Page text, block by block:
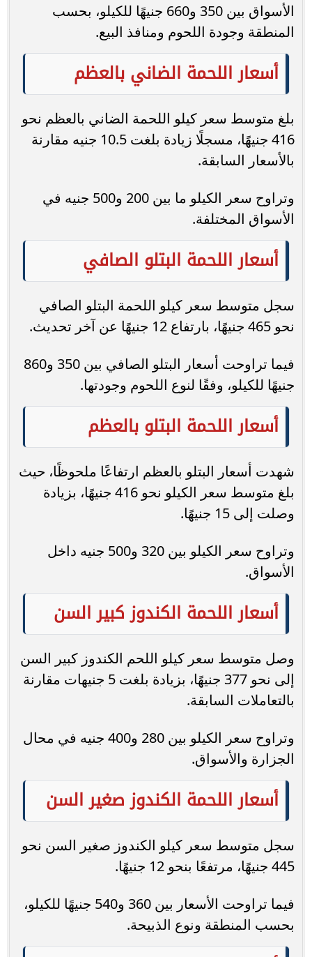
الأسواق بين 350 و660 جنيهًا للكيلو، بحسب
المنطقة وجودة اللحوم ومنافذ البيع.
أسعار اللحمة الضاني بالعظم
بلغ متوسط سعر كيلو اللحمة الضاني بالعظم نحو
416 جنيهًا، مسجلًا زيادة بلغت 10.5 جنيه مقارنة
بالأسعار السابقة.
وتراوح سعر الكيلو ما بين 200 و500 جنيه في
الأسواق المختلفة.
أسعار اللحمة البتلو الصافي
سجل متوسط سعر كيلو اللحمة البتلو الصافي
نحو 465 جنيهًا، بارتفاع 12 جنيهًا عن آخر تحديث.
فيما تراوحت أسعار البتلو الصافي بين 350 و860
جنيهًا للكيلو، وفقًا لنوع اللحوم وجودتها.
أسعار اللحمة البتلو بالعظم
شهدت أسعار البتلو بالعظم ارتفاعًا ملحوظًا، حيث
بلغ متوسط سعر الكيلو نحو 416 جنيهًا، بزيادة
وصلت إلى 15 جنيهًا.
وتراوح سعر الكيلو بين 320 و500 جنيه داخل
الأسواق.
أسعار اللحمة الكندوز كبير السن
وصل متوسط سعر كيلو اللحم الكندوز كبير السن
إلى نحو 377 جنيهًا، بزيادة بلغت 5 جنيهات مقارنة
بالتعاملات السابقة.
وتراوح سعر الكيلو بين 280 و400 جنيه في محال
الجزارة والأسواق.
أسعار اللحمة الكندوز صغير السن
سجل متوسط سعر كيلو الكندوز صغير السن نحو
445 جنيهًا، مرتفعًا بنحو 12 جنيهًا.
فيما تراوحت الأسعار بين 360 و540 جنيهًا للكيلو،
بحسب المنطقة ونوع الذبيحة.